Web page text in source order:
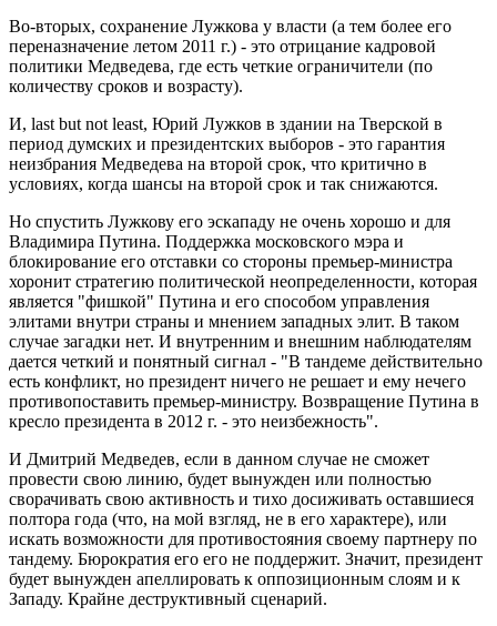
Во-вторых, сохранение Лужкова у власти (а тем более его
переназначение летом 2011 г.) - это отрицание кадровой
политики Медведева, где есть четкие ограничители (по
количеству сроков и возрасту).
И, last but not least, Юрий Лужков в здании на Тверской в
период думских и президентских выборов - это гарантия
неизбрания Медведева на второй срок, что критично в
условиях, когда шансы на второй срок и так снижаются.
Но спустить Лужкову его эскападу не очень хорошо и для
Владимира Путина. Поддержка московского мэра и
блокирование его отставки со стороны премьер-министра
хоронит стратегию политической неопределенности, которая
является "фишкой" Путина и его способом управления
элитами внутри страны и мнением западных элит. В таком
случае загадки нет. И внутренним и внешним наблюдателям
дается четкий и понятный сигнал - "В тандеме действительно
есть конфликт, но президент ничего не решает и ему нечего
противопоставить премьер-министру. Возвращение Путина в
кресло президента в 2012 г. - это неизбежность".
И Дмитрий Медведев, если в данном случае не сможет
провести свою линию, будет вынужден или полностью
сворачивать свою активность и тихо досиживать оставшиеся
полтора года (что, на мой взгляд, не в его характере), или
искать возможности для противостояния своему партнеру по
тандему. Бюрократия его его не поддержит. Значит, президент
будет вынужден апеллировать к оппозиционным слоям и к
Западу. Крайне деструктивный сценарий.